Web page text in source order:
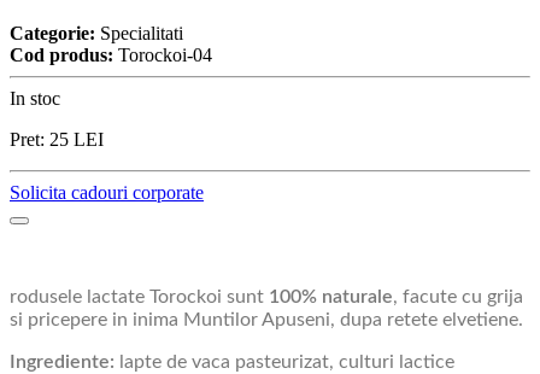
Categorie: Specialitati
Cod produs: Torockoi-04
In stoc
Pret: 25 LEI
Solicita cadouri corporate
rodusele lactate Torockoi sunt 100% naturale, facute cu grija
si pricepere in inima Muntilor Apuseni, dupa retete elvetiene.
Ingrediente: lapte de vaca pasteurizat, culturi lactice